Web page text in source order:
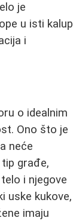
je
u isti kalup
i
o idealnim
Ono što je
neće
građe,
i njegove
uske kukove,
imaju